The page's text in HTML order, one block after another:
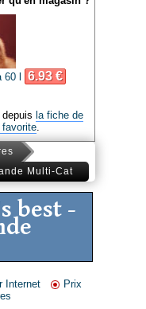
l 6.93 €
la fiche de
.
Multi-Cat
best -
Internet
Prix